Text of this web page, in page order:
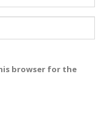
browser for the